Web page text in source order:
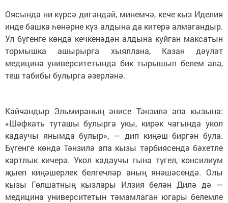
Оясында ни күрсә дигәндәй, минемчә, кече кыз Иделия
инде башка һөнәрне күз алдына да китерә алмагандыр.
Ул бүгенге көндә кечкенәдән алдына куйган максатын
тормышка ашырырга хыяллана, Казан дәүләт
медицина университетында бик тырышып белем ала,
теш табибы булырга әзерләнә.
Кайчандыр Эльмираның әнисе Тәнзилә апа кызына:
«Шәфкать туташы булырга укы, кирәк чагында укол
кадаучы янымда булыр», — дип киңәш биргән була.
Бүгенге көндә Тәнзилә апа кызы тәрбиясендә бәхетле
картлык кичерә. Укол кадаучы гына түгел, консилиум
җыеп киңәшерлек белгечләр аның янәшәсендә. Олы
кызы Гөлшатның кызлары Илзия белән Дилә дә —
медицина университетын тәмамлаган югары белемле